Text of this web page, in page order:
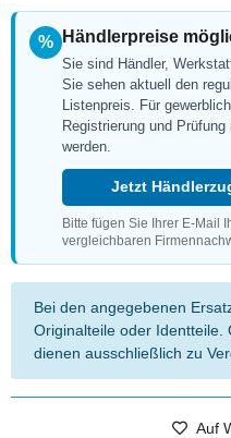
% Händlerpreise
Sie sind Händler,
Sie sehen aktuell den
Listenpreis. Für
Registrierung und
werden.
Jetzt
Bitte fügen Sie Ihrer E-Mail
vergleichbaren
Bei den angegebenen
Originalteile oder Identteile.
dienen ausschließlich zu
Auf